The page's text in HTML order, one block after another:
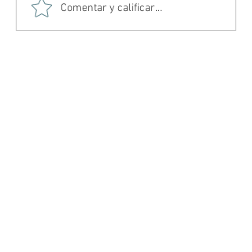
Amos del Universo | Teaser
Tráiler
Comentar y calificar...